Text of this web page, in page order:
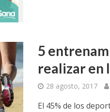
5
realizar en
28 agosto, 2017
El 45% de los